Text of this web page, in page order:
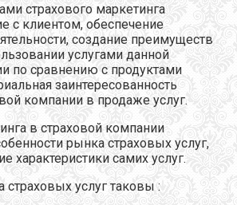
страхового маркетинга
с клиентом, обеспечение
создание преимуществ
услугами данной
по сравнению с продуктами
заинтересованность
компании в продаже услуг.
в страховой компании
рынка страховых услуг,
характеристики самих услуг.
страховых услуг таковы :